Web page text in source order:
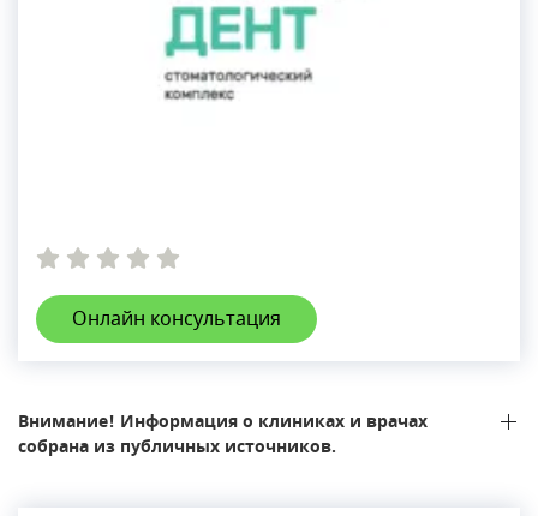
Онлайн консультация
Внимание! Информация о клиниках и врачах
собрана из публичных источников.